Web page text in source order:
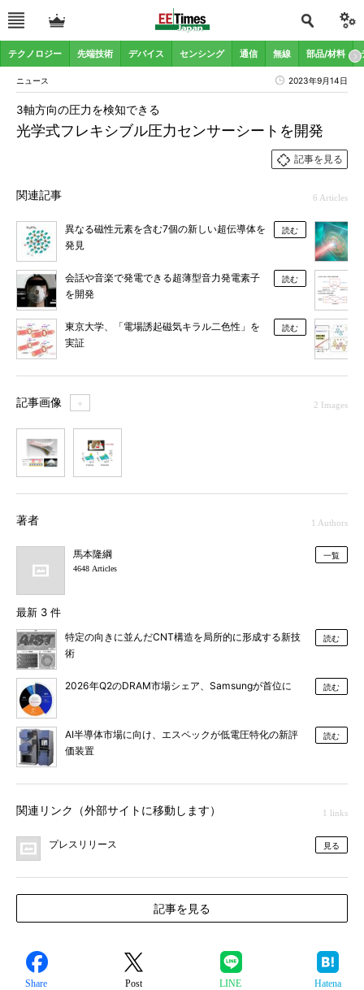
テクノロジー 先端技術 デバイス センシング 通信 無線 部品/材料
ニュース 2023年9月14日
光学式フレキシブル圧力センサーシートを開発
3軸方向の圧力を検知できる
記事を見る
関連記事 6 Articles
異なる磁性元素を含む7個の新しい超伝導体を
発見
読む
会話や音楽で発電できる超薄型音力発電素子
を開発
読む
東京大学、「電場誘起磁気キラル二色性」を
実証
読む
記事画像 ＋ 2 Images
著者 1 Authors
馬本隆綱
4648 Articles
一覧
最新 3 件
特定の向きに並んだCNT構造を局所的に形成する新技
術
読む
2026年Q2のDRAM市場シェア、Samsungが首位に 読む
AI半導体市場に向け、エスペックが低電圧特化の新評
価装置
読む
関連リンク（外部サイトに移動します） 1 links
プレスリリース 見る
記事を見る
Share Post LINE Hatena